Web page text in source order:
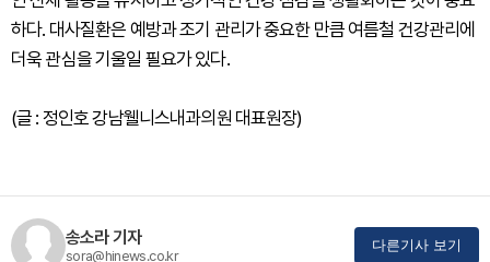
하다. 대사질환은 예방과 조기 관리가 중요한 만큼 여름철 건강관리에
더욱 관심을 기울일 필요가 있다.
(글 : 정인호 강남웰니스내과의원 대표원장)
송소라 기자
sora@hinews.co.kr
다른기사 보기